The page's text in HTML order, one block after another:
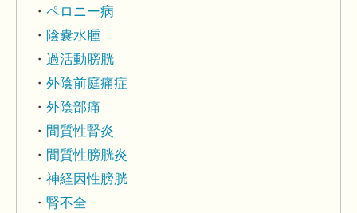
ペロニー病
陰嚢水腫
過活動膀胱
外陰前庭痛症
外陰部痛
間質性腎炎
間質性膀胱炎
神経因性膀胱
腎不全